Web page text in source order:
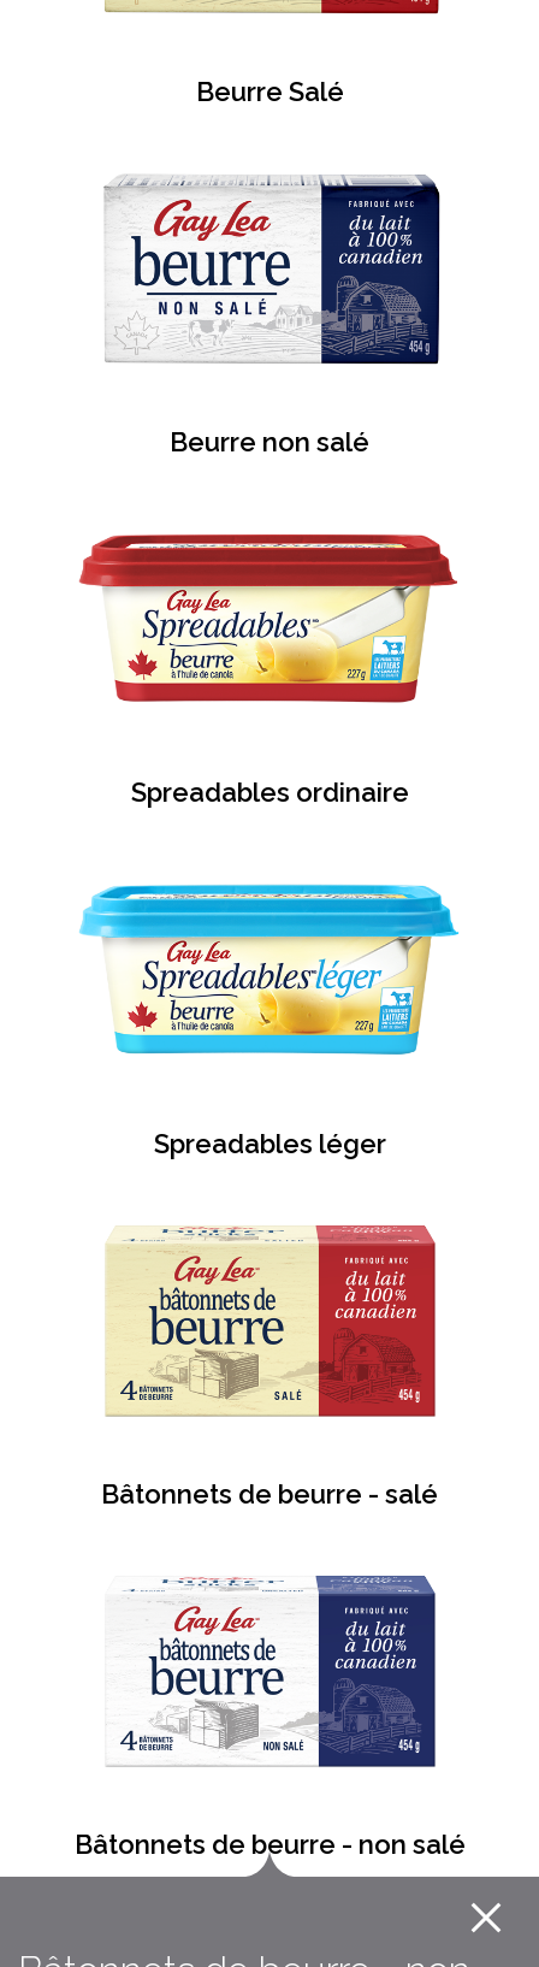
Beurre Salé
Beurre non salé
Spreadables ordinaire
Spreadables léger
Bâtonnets de beurre - salé
Bâtonnets de beurre - non salé